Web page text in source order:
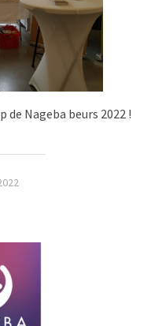
de Nageba beurs 2022 !